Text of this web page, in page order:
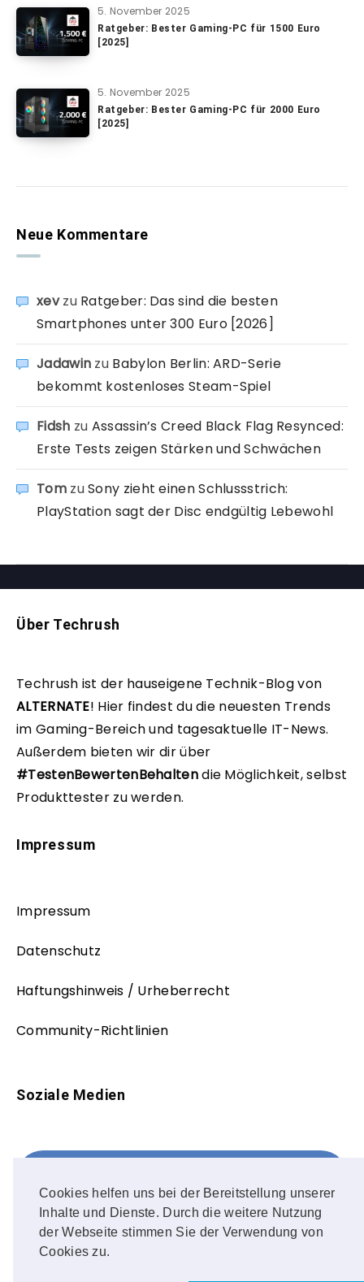
Cookies helfen uns bei der Bereitstellung unserer
Inhalte und Dienste. Durch die weitere Nutzung
der Webseite stimmen Sie der Verwendung von
Cookies zu.
5. November 2025
Ratgeber: Bester Gaming-PC für 1500 Euro
[2025]
5. November 2025
Ratgeber: Bester Gaming-PC für 2000 Euro
[2025]
Neue Kommentare
xevzu Ratgeber: Das sind die besten
Smartphones unter 300 Euro [2026]
Jadawin zu Babylon Berlin: ARD-Serie
bekommt kostenloses Steam-Spiel
Fidsh zu Assassin’s Creed Black Flag Resynced:
Erste Tests zeigen Stärken und Schwächen
TomzuSony zieht einen Schlussstrich:
PlayStation sagt der Disc endgültig Lebewohl
Über Techrush
Techrush ist der hauseigene Technik-Blog von
ALTERNATE! Hier findest du die neuesten Trends
im Gaming-Bereich und tagesaktuelle IT-News.
Außerdem bieten wir dir über
#TestenBewertenBehaltendie Möglichkeit, selbst
Produkttester zu werden.
Impressum
Impressum
Datenschutz
Haftungshinweis / Urheberrecht
Community-Richtlinien
Soziale Medien
FOLLOW ME!
Instagram
OUR PHOTOS!